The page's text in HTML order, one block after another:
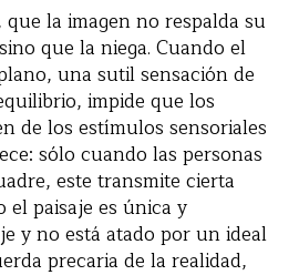
la imagen no respalda su
que la niega. Cuando el
una sutil sensación de
impide que los
de los estímulos sensoriales
sólo cuando las personas
este transmite cierta
paisaje es única y
y no está atado por un ideal
precaria de la realidad,